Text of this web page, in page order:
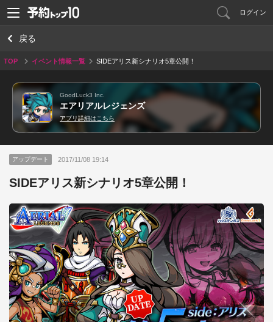
ログイン
戻る
TOP イベント情報一覧 SIDEアリス新シナリオ5章公開！
GoodLuck3 Inc.
エアリアルレジェンズ
アプリ詳細はこちら
アップデート 2017/11/08 19:14
SIDEアリス新シナリオ5章公開！